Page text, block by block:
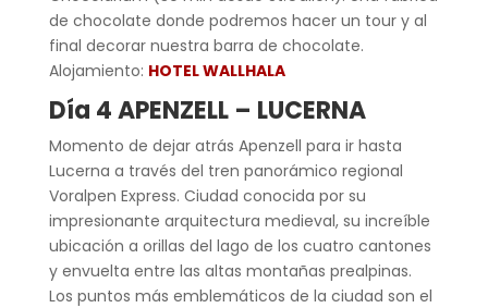
de chocolate donde podremos hacer un tour y al
final decorar nuestra barra de chocolate.
Alojamiento: HOTEL WALLHALA
Día 4 APENZELL – LUCERNA
Momento de dejar atrás Apenzell para ir hasta
Lucerna a través del tren panorámico regional
Voralpen Express. Ciudad conocida por su
impresionante arquitectura medieval, su increíble
ubicación a orillas del lago de los cuatro cantones
y envuelta entre las altas montañas prealpinas.
Los puntos más emblemáticos de la ciudad son el